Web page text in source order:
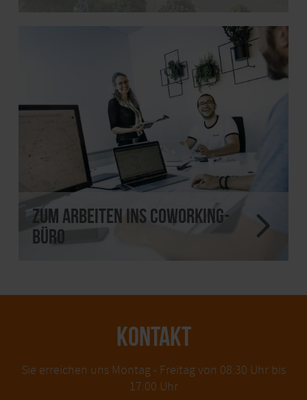
Zum Arbeiten ins Coworking-
Büro
KONTAKT
Sie erreichen uns Montag - Freitag von 08:30 Uhr bis
17:00 Uhr